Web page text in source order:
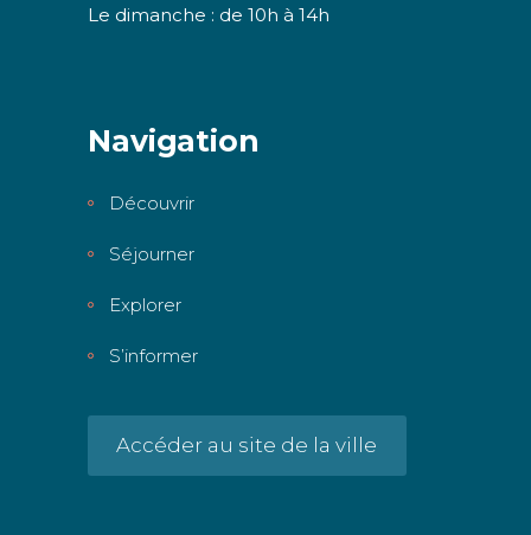
Le dimanche : de 10h à 14h
Navigation
Découvrir
Séjourner
Explorer
S’informer
Accéder au site de la ville